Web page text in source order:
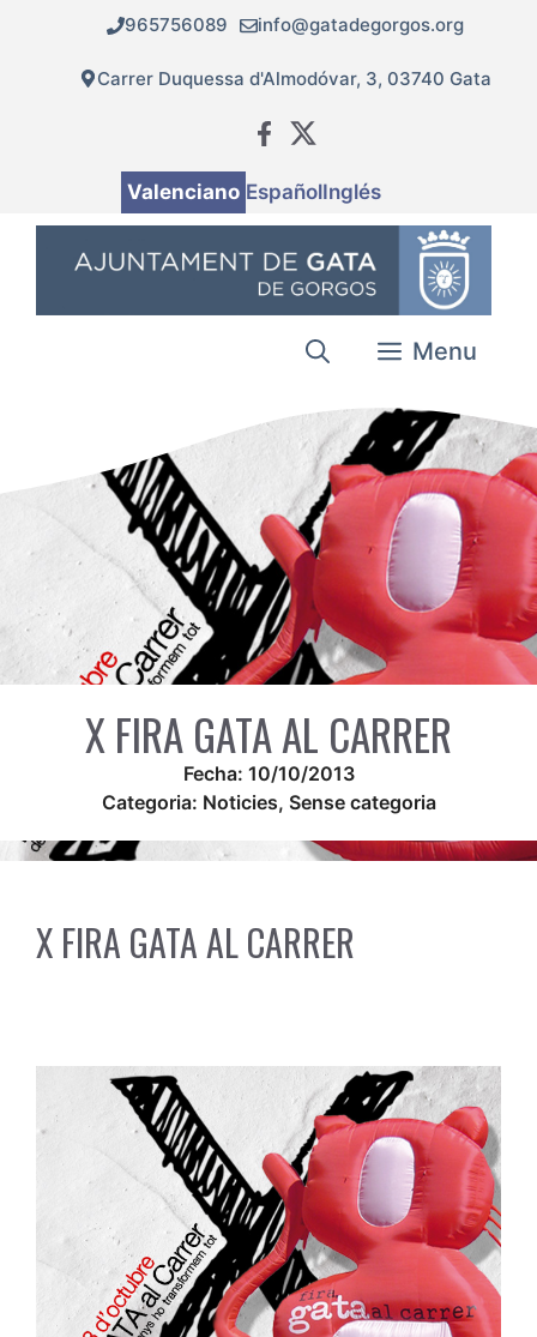
contingut
965756089 info@gatadegorgos.org
Carrer Duquessa d'Almodóvar, 3, 03740 Gata
Valenciano EspañolInglés
Menu
X FIRA GATA AL CARRER
Fecha: 10/10/2013
Categoria: Noticies, Sense categoria
X FIRA GATA AL CARRER